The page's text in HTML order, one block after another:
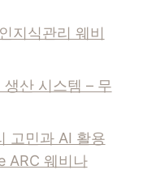
지식관리 웨비
산 시스템 – 무
고민과 AI 활용
ARC 웨비나